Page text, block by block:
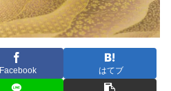
Facebook はてブ